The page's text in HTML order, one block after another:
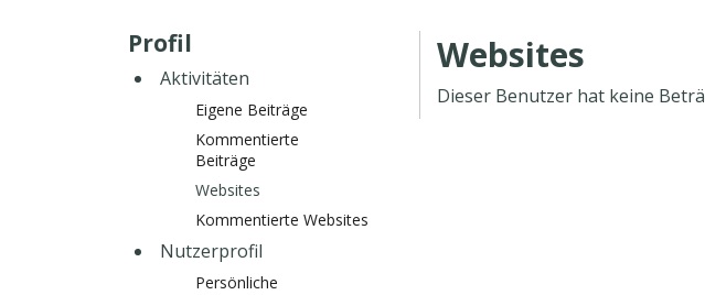
Profil
Aktivitäten
Eigene Beiträge
Kommentierte
Beiträge
Websites
Kommentierte Websites
Nutzerprofil
Persönliche
Websites
Dieser Benutzer hat keine